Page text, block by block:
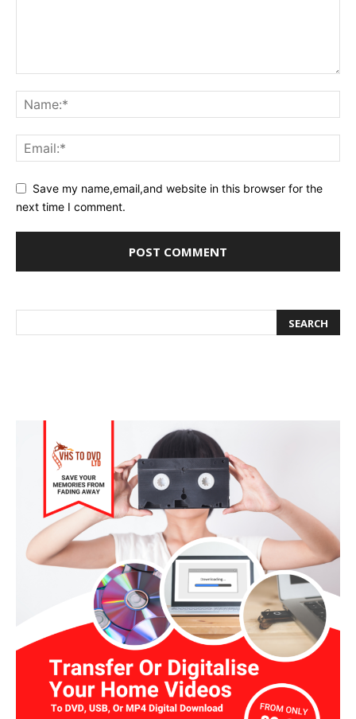
Save my name,email,and website in this browser for the
next time I comment.